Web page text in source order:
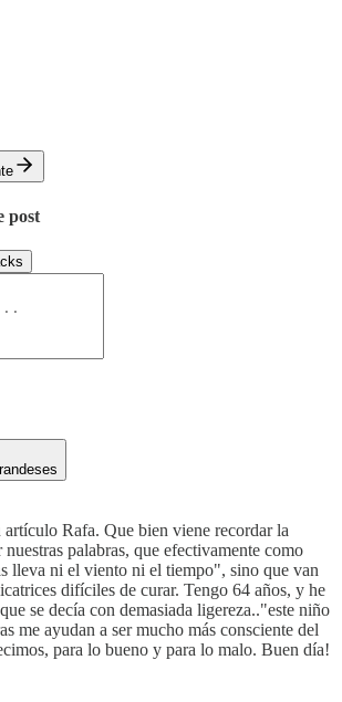
post
artículo Rafa. Que bien viene recordar la
palabras, que efectivamente como
lleva ni el viento ni el tiempo", sino que van
difíciles de curar. Tengo 64 años, y he
se decía con demasiada ligereza.."este niño
me ayudan a ser mucho más consciente del
para lo bueno y para lo malo. Buen día!